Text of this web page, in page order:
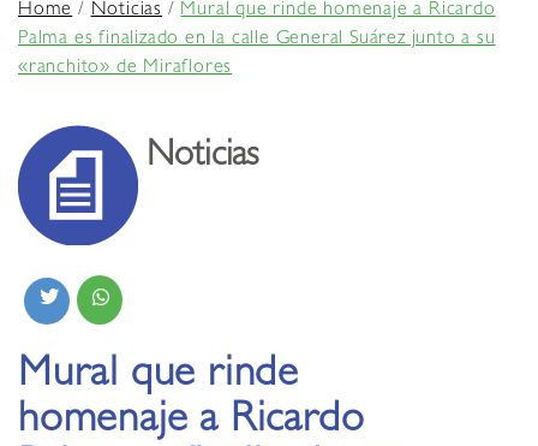
Home/Noticias /Mural que rinde homenaje a Ricardo
Palma es finalizado en la calle General Suárez junto a su
«ranchito» de Miraflores
Noticias
Mural que rinde
homenaje a Ricardo